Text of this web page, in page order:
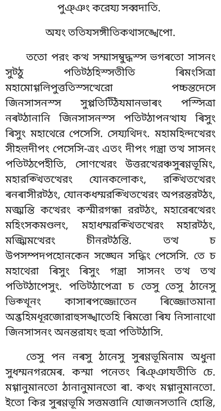
পুঞ্ঞং করেয্য সব্বদাতি.
অযং ততিযসঙ্গীতিকথাসঙ্খেপো.
ততো পরং কত্থ সম্মাসম্বুদ্ধস্স ভগৰতো সাসনং
সুট্ঠু পতিট্ঠহিস্সতীতি ৰিমংসিত্ৰা
মহামোগ্গলিপুত্ততিস্সত্থেরো পচ্চন্তদেসে
জিনসাসনস্স সুপ্পতিট্ঠিযমানভাৰং পস্সিত্ৰা
নৰট্ঠানানি জিনসাসনস্স পতিট্ঠাপনত্থায ৰিসুং
ৰিসুং মহাথেরে পেসেসি. সেয্যথিদং. মহামহিন্দত্থেরং
সীহল়দীপং পেসেসি-ত্ৰং এতং দীপং গন্ত্ৰা তত্থ সাসনং
পতিট্ঠপেহীতি, সোণত্থেরং উত্তরত্থেরঞ্চসুৰণ্ণভূমিং,
মহারক্খিতত্থেরং যোনকলোকং, রক্খিতত্থেরং
ৰনৰাসীরট্ঠং, যোনকধম্মরক্খিতত্থেরং অপরন্তরট্ঠং,
মজ্ঝন্তি কত্থেরং কস্মীরগন্ধা ররট্ঠং, মহারেৰত্থেরং
মহিংসকমণ্ডলং, মহাধম্মরক্খিতত্থেরং মহারট্ঠং,
মজ্ঝিমত্থেরং চীনরট্ঠন্তি. তত্থ চ
উপসম্পদপহোনকেন সঙ্ঘেন সদ্ধিং পেসেসি. তে চ
মহাথেরা ৰিসুং ৰিসুং গন্ত্ৰা সাসনং তত্থ তত্থ
পতিট্ঠাপেসুং. পতিট্ঠাপেত্ৰা চ তেসু তেসু ঠানেসু
ভিক্খূনং কাসাৰপজ্জোতেন ৰিজ্জোতমানা
অব্ভহিমধূরজোরাহুসঙ্খাতেহি ৰিমত্তো ৰিয নিসানাথো
জিনসাসনং অনন্তরাযং হুত্ৰা পতিট্ঠাসি.
তেসু পন নৰসু ঠানেসু সুৰণ্ণভূমিনাম অধুনা
সুধম্মনগরমেৰ. কস্মা পনেতং ৰিঞ্ঞাযতীতি চে.
মগ্গানুমানতো ঠানানুমানতোৰা. কথং মগ্গানুমানতো.
ইতো কির সুৰণ্ণভূমি সত্তমত্তানি যোজনসতানি হোন্তি,